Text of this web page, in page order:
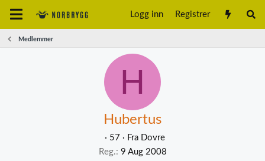
Logg inn Registrer
Medlemmer
H
Hubertus
· 57 · Fra Dovre
Reg. 9 Aug 2008